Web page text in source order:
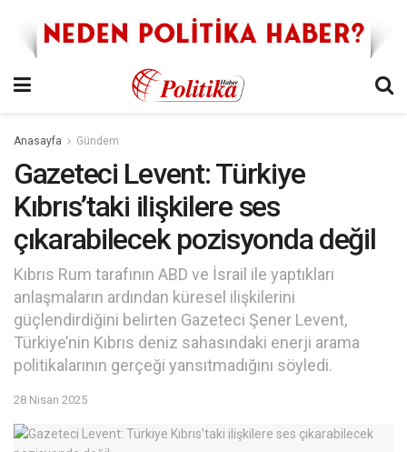
Anasayfa Gündem
Gazeteci Levent: Türkiye
Kıbrıs’taki ilişkilere ses
çıkarabilecek pozisyonda değil
Kıbrıs Rum tarafının ABD ve İsrail ile yaptıkları
anlaşmaların ardından küresel ilişkilerini
güçlendirdiğini belirten Gazeteci Şener Levent,
Türkiye’nin Kıbrıs deniz sahasındaki enerji arama
politikalarının gerçeği yansıtmadığını söyledi.
28 Nisan 2025